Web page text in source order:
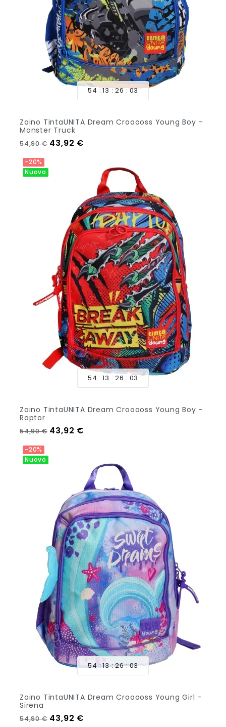
54 13 26 01
Zaino TintaUNITA Dream Crooooss Young Boy -
Monster Truck
Prezzo regolare
54,90 € Prezzo
43,92 €
-20%
Nuovo
54 13 26 01
Zaino TintaUNITA Dream Crooooss Young Boy -
Raptor
Prezzo regolare
54,90 € Prezzo
43,92 €
-20%
Nuovo
54 13 26 01
Zaino TintaUNITA Dream Crooooss Young Girl -
Sirena
Prezzo regolare
54,90 € Prezzo
43,92 €